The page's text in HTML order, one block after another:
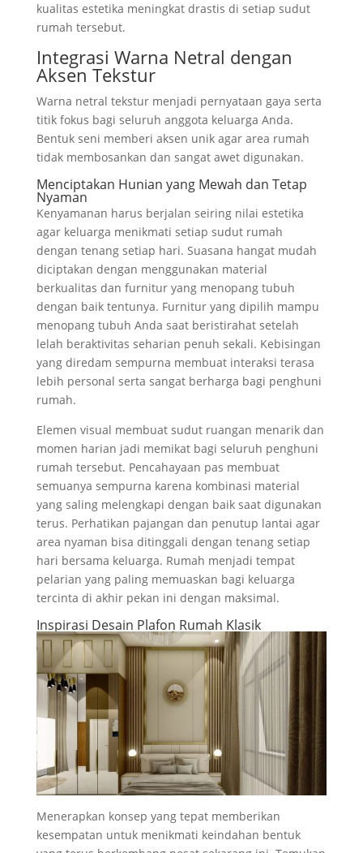
kualitas estetika meningkat drastis di setiap sudut
rumah tersebut.
Integrasi Warna Netral dengan
Aksen Tekstur
Warna netral tekstur menjadi pernyataan gaya serta
titik fokus bagi seluruh anggota keluarga Anda.
Bentuk seni memberi aksen unik agar area rumah
tidak membosankan dan sangat awet digunakan.
Menciptakan Hunian yang Mewah dan Tetap
Nyaman
Kenyamanan harus berjalan seiring nilai estetika
agar keluarga menikmati setiap sudut rumah
dengan tenang setiap hari. Suasana hangat mudah
diciptakan dengan menggunakan material
berkualitas dan furnitur yang menopang tubuh
dengan baik tentunya. Furnitur yang dipilih mampu
menopang tubuh Anda saat beristirahat setelah
lelah beraktivitas seharian penuh sekali. Kebisingan
yang diredam sempurna membuat interaksi terasa
lebih personal serta sangat berharga bagi penghuni
rumah.
Elemen visual membuat sudut ruangan menarik dan
momen harian jadi memikat bagi seluruh penghuni
rumah tersebut. Pencahayaan pas membuat
semuanya sempurna karena kombinasi material
yang saling melengkapi dengan baik saat digunakan
terus. Perhatikan pajangan dan penutup lantai agar
area nyaman bisa ditinggali dengan tenang setiap
hari bersama keluarga. Rumah menjadi tempat
pelarian yang paling memuaskan bagi keluarga
tercinta di akhir pekan ini dengan maksimal.
Inspirasi Desain Plafon Rumah Klasik
Menerapkan konsep yang tepat memberikan
kesempatan untuk menikmati keindahan bentuk